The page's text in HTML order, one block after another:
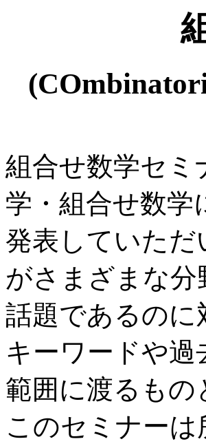
組合せ数学セミ
学・組合せ数学
発表していただ
がさまざまな
話題であるのに
キーワードや
範囲に渡るも
このセミナー